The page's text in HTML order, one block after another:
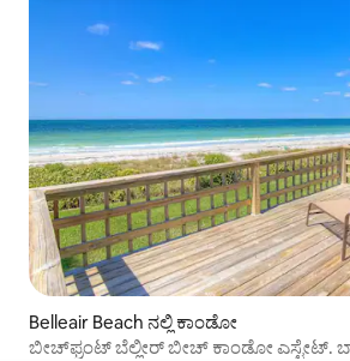
Belleair Beach ನಲ್ಲಿ ಕಾಂಡೋ
ಬೀಚ್‌ಫ್ರಂಟ್ ಬೆಲ್ಲೀರ್ ಬೀಚ್ ಕಾಂಡೋ ಎಸ್ಟೇಟ್.